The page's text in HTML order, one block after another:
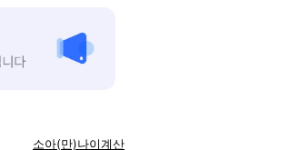
소아(만)나이계산